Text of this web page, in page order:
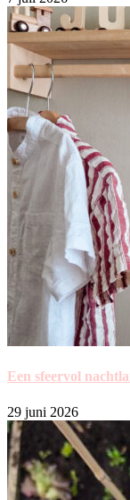
Een sfeervol
29 juni 2026